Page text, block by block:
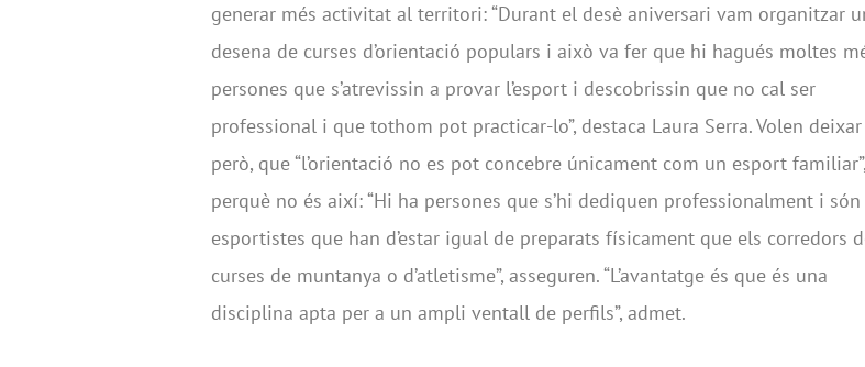
generar més activitat al territori: “Durant el desè aniversari vam organitzar
desena de curses d’orientació populars i això va fer que hi hagués moltes
persones que s’atrevissin a provar l’esport i descobrissin que no cal ser
professional i que tothom pot practicar-lo”, destaca Laura Serra. Volen deixar
però, que “l’orientació no es pot concebre únicament com un esport familiar”,
perquè no és així: “Hi ha persones que s’hi dediquen professionalment i són
esportistes que han d’estar igual de preparats físicament que els corredors
curses de muntanya o d’atletisme”, asseguren. “L’avantatge és que és una
disciplina apta per a un ampli ventall de perfils”, admet.